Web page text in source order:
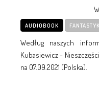
AUDIOBOOK
Według naszych
Kubasiewicz -
na 07.09.2021 (Polska).